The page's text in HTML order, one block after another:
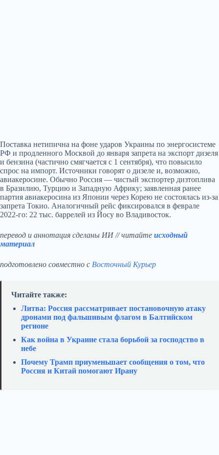
Поставка нетипична на фоне ударов Украины по энергосистеме
РФ и продленного Москвой до января запрета на экспорт дизеля
и бензина (частично смягчается с 1 сентября), что повысило
спрос на импорт. Источники говорят о дизеле и, возможно,
авиакеросине. Обычно Россия — чистый экспортер дизтоплива
в Бразилию, Турцию и Западную Африку; заявленная ранее
партия авиакеросина из Японии через Корею не состоялась из‑за
запрета Токио. Аналогичный рейс фиксировался в феврале
2022‑го: 22 тыс. баррелей из Йосу во Владивосток.
перевод и аннотация сделаны ИИ // читайте исходный
материал
подготовлено совместно с Восточный Курьер
Читайте также:
Литва: Россия рассматривает постановочную атаку
дронами под фальшивым флагом в Балтийском
регионе
Как война в Украине стала борьбой за господство в
небе
Почему Трамп приуменьшает сообщения о том, что
Россия и Китай помогают Ирану